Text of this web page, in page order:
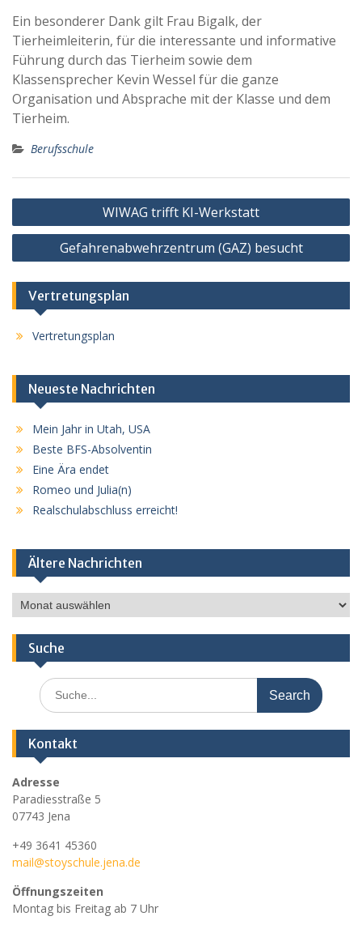
Ein besonderer Dank gilt Frau Bigalk, der
Tierheimleiterin, für die interessante und informative
Führung durch das Tierheim sowie dem
Klassensprecher Kevin Wessel für die ganze
Organisation und Absprache mit der Klasse und dem
Tierheim.
Berufsschule
Beitragsnavigation
WIWAG trifft KI-Werkstatt
Gefahrenabwehrzentrum (GAZ) besucht
Vertretungsplan
Vertretungsplan
Neueste Nachrichten
Mein Jahr in Utah, USA
Beste BFS-Absolventin
Eine Ära endet
Romeo und Julia(n)
Realschulabschluss erreicht!
Ältere Nachrichten
Ältere
Nachrichten
Suche
Search
for:
Kontakt
Adresse
Paradiesstraße 5
07743 Jena
+49 3641 45360
mail@stoyschule.jena.de
Öffnungszeiten
Montag bis Freitag ab 7 Uhr